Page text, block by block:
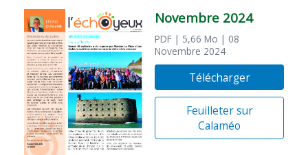
Novembre 2024
PDF | 5,66 Mo | 08
Novembre 2024
Télécharger
Feuilleter sur
Calaméo